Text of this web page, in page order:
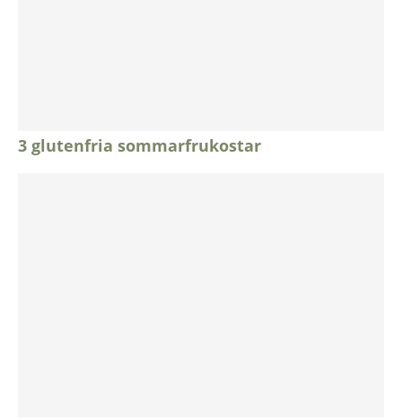
3 glutenfria sommarfrukostar